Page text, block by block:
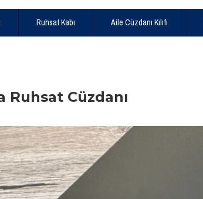
Ruhsat Kabı Aile Cüzdanı Kılıfı
Ruhsat Cüzdanı